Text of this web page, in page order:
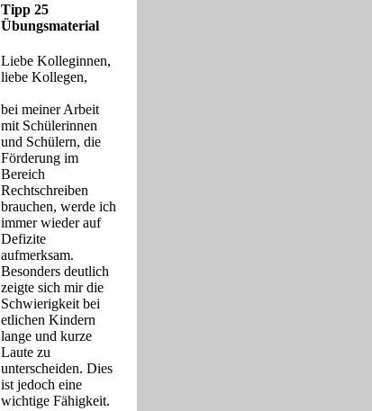
Tipp 25
Übungsmaterial
Liebe Kolleginnen,
liebe Kollegen,
bei meiner Arbeit
mit Schülerinnen
und Schülern, die
Förderung im
Bereich
Rechtschreiben
brauchen, werde ich
immer wieder auf
Defizite
aufmerksam.
Besonders deutlich
zeigte sich mir die
Schwierigkeit bei
etlichen Kindern
lange und kurze
Laute zu
unterscheiden. Dies
ist jedoch eine
wichtige Fähigkeit.